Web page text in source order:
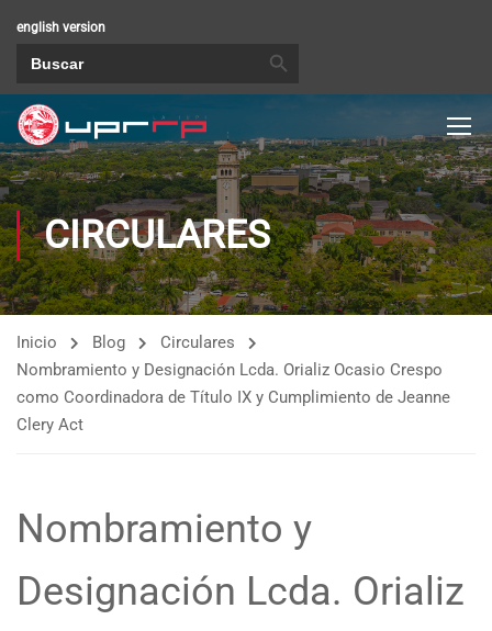
english version
CIRCULARES
Inicio Blog
Circulares
Nombramiento y Designación Lcda. Orializ Ocasio Crespo
como Coordinadora de Título IX y Cumplimiento de Jeanne
Clery Act
Nombramiento y
Designación Lcda. Orializ